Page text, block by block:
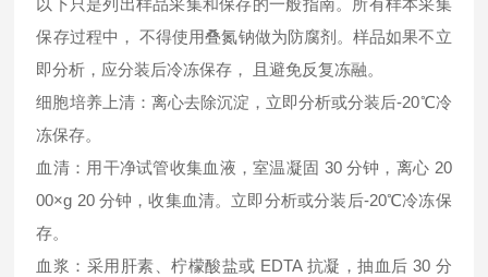
以下只是列出样品采集和保存的一般指南。所有样本采集
保存过程中， 不得使用叠氮钠做为防腐剂。样品如果不立
即分析，应分装后冷冻保存， 且避免反复冻融。
细胞培养上清：离心去除沉淀，立即分析或分装后-20℃冷
冻保存。
血清：用干净试管收集血液，室温凝固 30 分钟，离心 20
00×g 20 分钟，收集血清。立即分析或分装后-20℃冷冻保
存。
血浆：采用肝素、柠檬酸盐或 EDTA 抗凝，抽血后 30 分